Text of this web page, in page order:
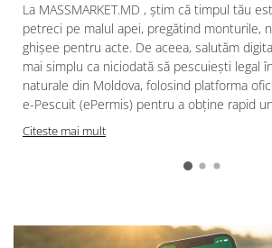
Accesorii monturi
Genti, huse, galeti
Accesorii si instrumente
Nada, momeala, aditivi
Pescuit la rapitor
Greutati la rapitor
La MASSMARKET.MD , știm că timpul tău
petreci pe malul apei, pregătind monturile,
ghișee pentru acte. De aceea, salutăm
mai simplu ca niciodată să pescuiești legal
naturale din Moldova, folosind platforma
e-Pescuit (ePermis) pentru a obține rapid
Citeste mai mult